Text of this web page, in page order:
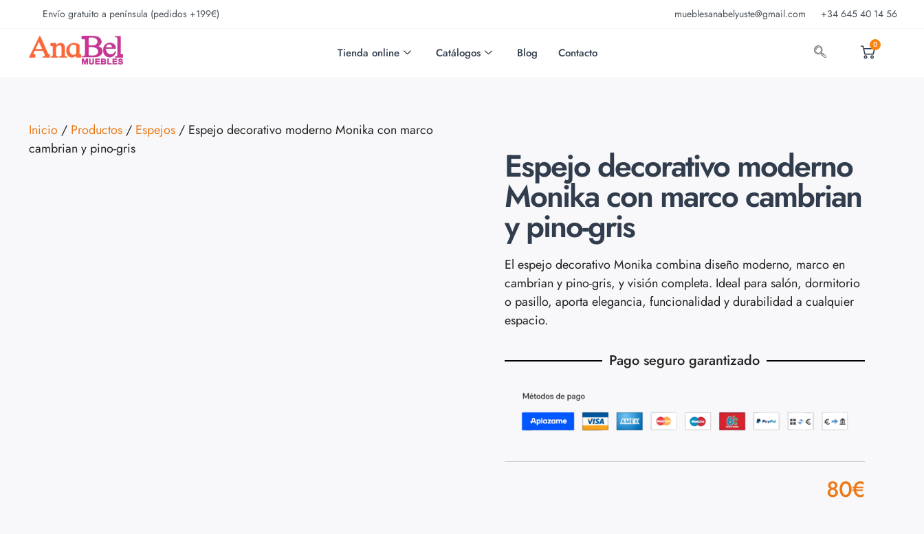
Envío gratuito a península (pedidos +199€) mueblesanabelyuste@gmail.com +34 645 40 14 56
Tienda online Catálogos Blog Contacto
0
Inicio / Productos / Espejos / Espejo decorativo moderno Monika con marco
cambrian y pino-gris
Espejo decorativo moderno
Monika con marco cambrian
y pino-gris
El espejo decorativo Monika combina diseño moderno, marco en
cambrian y pino-gris, y visión completa. Ideal para salón, dormitorio
o pasillo, aporta elegancia, funcionalidad y durabilidad a cualquier
espacio.
Pago seguro garantizado
80€